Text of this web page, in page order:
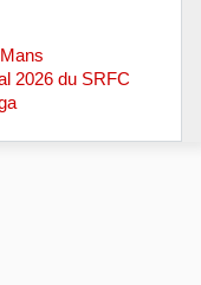
2026 du SRFC